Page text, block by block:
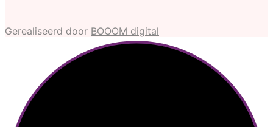
Gerealiseerd door BOOOM digital